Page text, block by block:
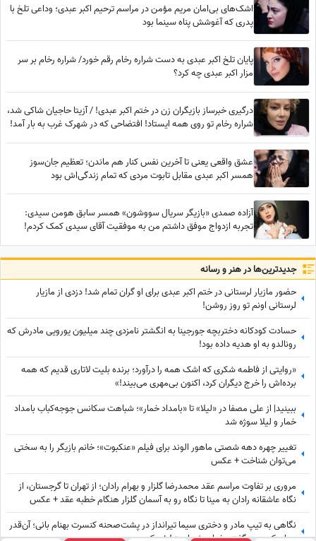
اشک‌های بی‌امان مریم مؤمن در مراسم ترحیم اکبر عبدی؛ وداعی تلخ با
پدری که آغوشش پناه سینما بود
پایان تلخ اکبر عبدی به دست شراره رخام رقم خورد/ شراره رخام بر سر
مزار اکبر عبدی چه کرد؟
درگیری خبرساز بازیگران زن در ختم اکبر عبدی! / آزیتا حاجیان شاکی شد،
شراره رخام تو روی همه ایستاد! افتضاحی که در شهرک غرب به بار آمد!
عشق واقعی یعنی تا آخرین نفس کنار هم ماندن؛ تعظیم جان‌سوز
همسر اکبر عبدی مقابل تابوت مردی که تمام زندگی‌اش بود
آزاده صمدی «بازیگر سریال سووشون» همسر سابق هومن سیدی:
تجربه ازدواج موفق داشتم من به موفقیت آقای سیدی کمک کردم!
جدید‌ترین‌ها در هنر و رسانه
حضور مازیار لرستانی در ختم اکبر عبدی برای او گران تمام شد! دزدی از مازیار
لرستانی اونم تو روز روشن!
حسادت کودکانه دختربچه جورجینا به انگشتر نامزدی چند میلیون یورویی مادرش که
رونالدو به او هدیه داده بود!
«روایتی از فاطمه شکری که اشک همه را درآورد؛ برنده بلیت لاتاری قدیم که همه
برده‌اش را خرج دیگران کرد، اکنون بی‌مهری می‌بیند!»
ببینید| از علی مصفا در «لیلا» تا «بامداد خمار»؛ شباهت سکانس جوجه‌کباب بامداد
خمار و لیلا سوژه شد
تغییر چهره دهه شصتی ماهور الوند برای فیلم «عنکبوت»؛ خانم بازیگر را به سختی
می‌توان شناخت + عکس
مروری بر تفاوت مراسم عقد محمدرضا گلزار و بهرام رادان؛ از تهران تا گرجستان، از
نگاه عاشقانه رادان به مینا تا نگاه رو به آسمان گلزار هنگام خطبه عقد + عکس
نگاهی به تیپ مادر و دختری سیما تیرانداز در پشت‌صحنه کنسرت بهنام بانی؛ آن‌قدر